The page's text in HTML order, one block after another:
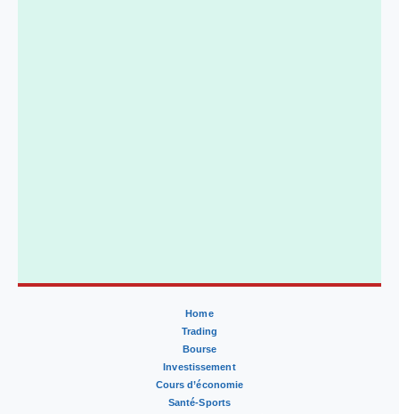
Home
Trading
Bourse
Investissement
Cours d’économie
Santé-Sports